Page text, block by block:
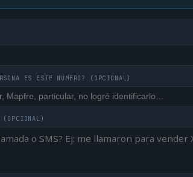
ES ESTE NÚMERO? (OPCIONAL)
(OPCIONAL)